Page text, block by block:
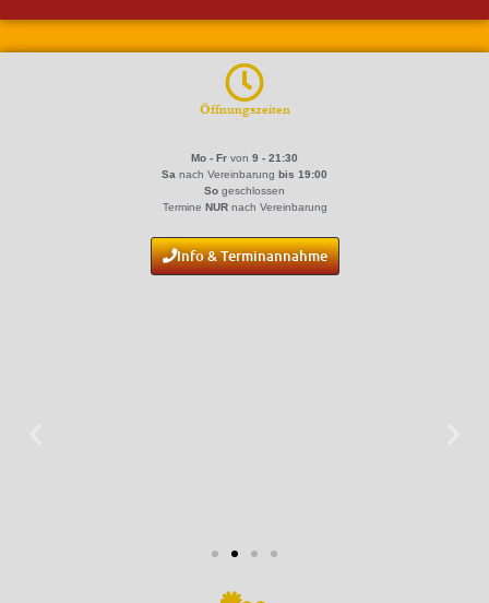
Öffnungszeiten
Mo - Fr von 9 - 21:30
Sa nach Vereinbarung bis 19:00
So geschlossen
Termine NURnach Vereinbarung
Info & Terminannahme